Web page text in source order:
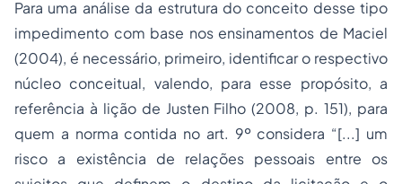
Para uma análise da estrutura do conceito desse tipo
impedimento com base nos ensinamentos de Maciel
(2004), é necessário, primeiro, identificar o respectivo
núcleo conceitual, valendo, para esse propósito, a
referência à lição de Justen Filho (2008, p. 151), para
quem a norma contida no art. 9º considera “[...] um
risco a existência de relações pessoais entre os